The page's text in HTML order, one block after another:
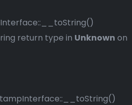
return type in Unknown on